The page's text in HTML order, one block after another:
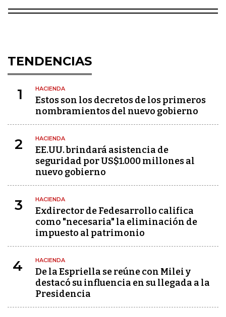
TENDENCIAS
1 HACIENDA
Estos son los decretos de los primeros
nombramientos del nuevo gobierno
2 HACIENDA
EE.UU. brindará asistencia de
seguridad por US$1.000 millones al
nuevo gobierno
3 HACIENDA
Exdirector de Fedesarrollo califica
como "necesaria" la eliminación de
impuesto al patrimonio
4 HACIENDA
De la Espriella se reúne con Milei y
destacó su influencia en su llegada a la
Presidencia